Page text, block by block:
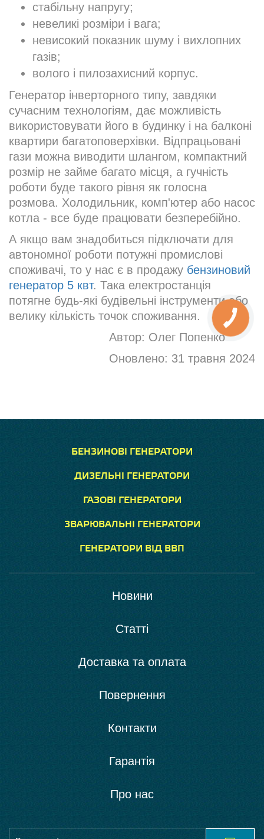
стабільну напругу;
невеликі розміри і вага;
невисокий показник шуму і вихлопних
газів;
волого і пилозахисний корпус.
Генератор інверторного типу, завдяки
сучасним технологіям, дає можливість
використовувати його в будинку і на балконі
квартири багатоповерхівки. Відпрацьовані
гази можна виводити шлангом, компактний
розмір не займе багато місця, а гучність
роботи буде такого рівня як голосна
розмова. Холодильник, комп'ютер або насос
котла - все буде працювати безперебійно.
А якщо вам знадобиться підключати для
автономної роботи потужні промислові
споживачі, то у нас є в продажу бензиновий
генератор 5 квт. Така електростанція
потягне будь-які будівельні інструменти або
велику кількість точок споживання.
Автор: Олег Попенко
Оновлено: 31 травня 2024
БЕНЗИНОВІ ГЕНЕРАТОРИ
ДИЗЕЛЬНІ ГЕНЕРАТОРИ
ГАЗОВІ ГЕНЕРАТОРИ
ЗВАРЮВАЛЬНІ ГЕНЕРАТОРИ
ГЕНЕРАТОРИ ВІД ВВП
Новини
Статті
Доставка та оплата
Повернення
Контакти
Гарантія
Про нас